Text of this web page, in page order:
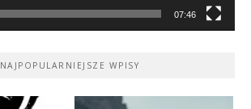
07:46
NAJPOPULARNIEJSZE WPISY